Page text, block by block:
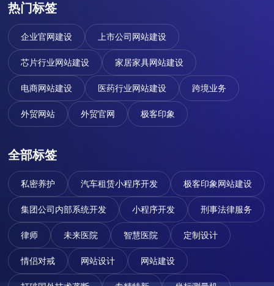
热门标签
企业官网建设 上市公司网站建设
芯片行业网站建设 家居家具网站建设
电商网站建设 医药行业网站建设 跨境业务
外贸网站 外贸官网 极客印象
全部标签
私密养护 汽车租赁小程序开发 极客印象网站建设
集团公司内部系统开发 小程序开发 刑事法律服务
律师 未来医院 智慧医院 定制设计
情侣对戒 网站设计 网站建设